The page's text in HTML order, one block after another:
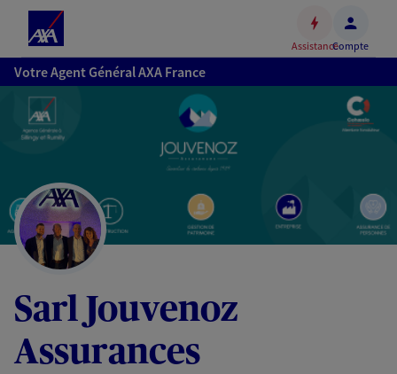
Accéder
au
contenu
principal
Accéder
au
de
page
AssistanceCompte
Votre Agent Général AXA France
Sarl Jouvenoz
Assurances